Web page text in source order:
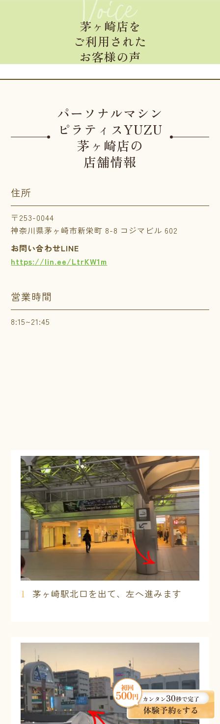
茅ヶ崎店を
ご利用された
お客様の声
パーソナルマシン
ピラティスYUZU
茅ヶ崎店の
店舗情報
住所
〒253-0044
神奈川県茅ヶ崎市新栄町 8-8 コジマビル 602
お問い合わせLINE
https://lin.ee/LtrKW1m
営業時間
8:15~21:45
1 茅ヶ崎駅北口を出て、左へ進みます